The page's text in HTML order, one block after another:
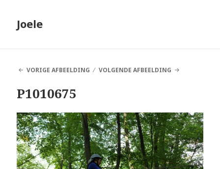
Joele
VORIGE AFBEELDING VOLGENDE AFBEELDING
P1010675